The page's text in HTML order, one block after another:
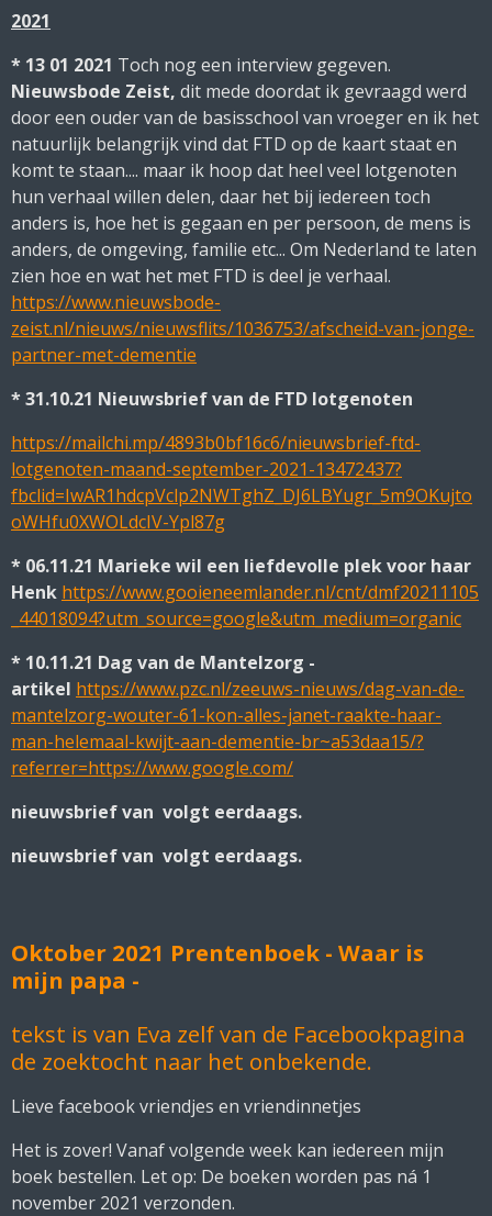
2021
* 13 01 2021 Toch nog een interview gegeven.
Nieuwsbode Zeist, dit mede doordat ik gevraagd werd
door een ouder van de basisschool van vroeger en ik het
natuurlijk belangrijk vind dat FTD op de kaart staat en
komt te staan.... maar ik hoop dat heel veel lotgenoten
hun verhaal willen delen, daar het bij iedereen toch
anders is, hoe het is gegaan en per persoon, de mens is
anders, de omgeving, familie etc... Om Nederland te laten
zien hoe en wat het met FTD is deel je verhaal.
https://www.nieuwsbode-
zeist.nl/nieuws/nieuwsflits/1036753/afscheid-van-jonge-
partner-met-dementie
* 31.10.21 Nieuwsbrief van de FTD lotgenoten
https://mailchi.mp/4893b0bf16c6/nieuwsbrief-ftd-
lotgenoten-maand-september-2021-13472437?
fbclid=IwAR1hdcpVclp2NWTghZ_DJ6LBYugr_5m9OKujto
oWHfu0XWOLdcIV-Ypl87g
* 06.11.21 Marieke wil een liefdevolle plek voor haar
Henk https://www.gooieneemlander.nl/cnt/dmf20211105
_44018094?utm_source=google&utm_medium=organic
* 10.11.21 Dag van de Mantelzorg -
artikel https://www.pzc.nl/zeeuws-nieuws/dag-van-de-
mantelzorg-wouter-61-kon-alles-janet-raakte-haar-
man-helemaal-kwijt-aan-dementie-br~a53daa15/?
referrer=https://www.google.com/
nieuwsbrief van volgt eerdaags.
nieuwsbrief van volgt eerdaags.
Oktober 2021 Prentenboek - Waar is
mijn papa -
tekst is van Eva zelf van de Facebookpagina
de zoektocht naar het onbekende.
Lieve facebook vriendjes en vriendinnetjes
Het is zover! Vanaf volgende week kan iedereen mijn
boek bestellen. Let op: De boeken worden pas ná 1
november 2021 verzonden.